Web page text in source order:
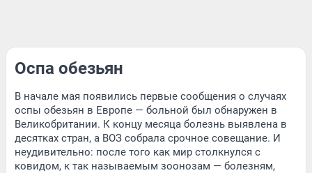
Оспа обезьян
В начале мая появились первые сообщения о случаях
оспы обезьян в Европе — больной был обнаружен в
Великобритании. К концу месяца болезнь выявлена в
десятках стран, а ВОЗ собрала срочное совещание. И
неудивительно: после того как мир столкнулся с
ковидом, к так называемым зоонозам — болезням,